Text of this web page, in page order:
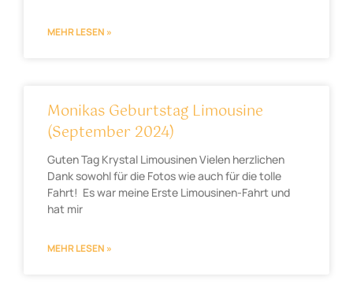
MEHR LESEN »
Monikas Geburtstag Limousine
(September 2024)
Guten Tag Krystal Limousinen Vielen herzlichen
Dank sowohl für die Fotos wie auch für die tolle
Fahrt! Es war meine Erste Limousinen-Fahrt und
hat mir
MEHR LESEN »